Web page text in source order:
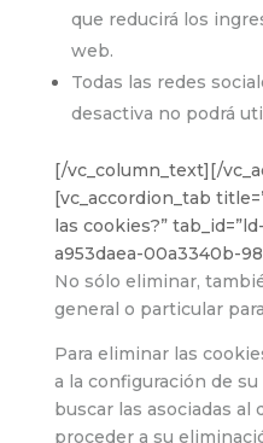
que reducirá los
web.
Todas las redes
desactiva no podrá
[/vc_column_text][/
[vc_accordion_tab
las cookies?”
a953daea-00a3340b-
No sólo eliminar,
general o particular
Para eliminar las
a la configuración de
buscar las asociadas
proceder a su